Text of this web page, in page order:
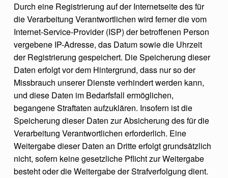
Durch eine Registrierung auf der Internetseite des für
die Verarbeitung Verantwortlichen wird ferner die vom
Internet-Service-Provider (ISP) der betroffenen Person
vergebene IP-Adresse, das Datum sowie die Uhrzeit
der Registrierung gespeichert. Die Speicherung dieser
Daten erfolgt vor dem Hintergrund, dass nur so der
Missbrauch unserer Dienste verhindert werden kann,
und diese Daten im Bedarfsfall ermöglichen,
begangene Straftaten aufzuklären. Insofern ist die
Speicherung dieser Daten zur Absicherung des für die
Verarbeitung Verantwortlichen erforderlich. Eine
Weitergabe dieser Daten an Dritte erfolgt grundsätzlich
nicht, sofern keine gesetzliche Pflicht zur Weitergabe
besteht oder die Weitergabe der Strafverfolgung dient.